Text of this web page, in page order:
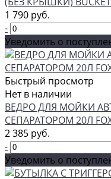
1 790 руб.
-
Уведомить о
Быстрый просмотр
Нет в наличии
ВЕДРО ДЛЯ МОЙКИ
СЕПАРАТОРОМ 20Л FOX
2 385 руб.
-
Уведомить о